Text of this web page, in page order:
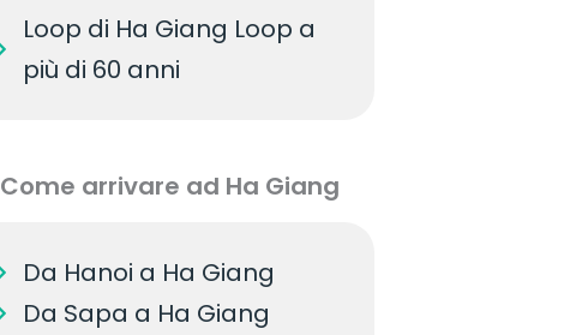
Loop di Ha Giang Loop a
più di 60 anni
Come arrivare ad Ha Giang
Da Hanoi a Ha Giang
Da Sapa a Ha Giang